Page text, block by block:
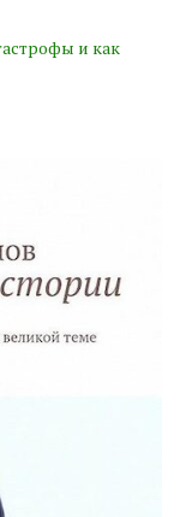
и как